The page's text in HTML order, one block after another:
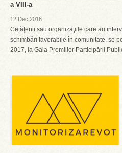
a VIII-a
12 Dec 2016
Cetăţenii sau organizaţiile care au
schimbări favorabile în comunitate, se
2017, la Gala Premiilor Participării